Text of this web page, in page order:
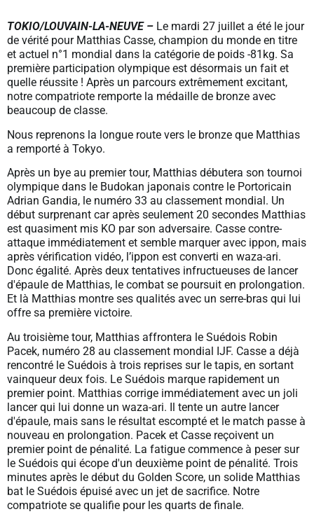
TOKIO/LOUVAIN-LA-NEUVE – Le mardi 27 juillet a été le jour
de vérité pour Matthias Casse, champion du monde en titre
et actuel n°1 mondial dans la catégorie de poids -81kg. Sa
première participation olympique est désormais un fait et
quelle réussite ! Après un parcours extrêmement excitant,
notre compatriote remporte la médaille de bronze avec
beaucoup de classe.
Nous reprenons la longue route vers le bronze que Matthias
a remporté à Tokyo.
Après un bye au premier tour, Matthias débutera son tournoi
olympique dans le Budokan japonais contre le Portoricain
Adrian Gandia, le numéro 33 au classement mondial. Un
début surprenant car après seulement 20 secondes Matthias
est quasiment mis KO par son adversaire. Casse contre-
attaque immédiatement et semble marquer avec ippon, mais
après vérification vidéo, l’ippon est converti en waza-ari.
Donc égalité. Après deux tentatives infructueuses de lancer
d'épaule de Matthias, le combat se poursuit en prolongation.
Et là Matthias montre ses qualités avec un serre-bras qui lui
offre sa première victoire.
Au troisième tour, Matthias affrontera le Suédois Robin
Pacek, numéro 28 au classement mondial IJF. Casse a déjà
rencontré le Suédois à trois reprises sur le tapis, en sortant
vainqueur deux fois. Le Suédois marque rapidement un
premier point. Matthias corrige immédiatement avec un joli
lancer qui lui donne un waza-ari. Il tente un autre lancer
d'épaule, mais sans le résultat escompté et le match passe à
nouveau en prolongation. Pacek et Casse reçoivent un
premier point de pénalité. La fatigue commence à peser sur
le Suédois qui écope d'un deuxième point de pénalité. Trois
minutes après le début du Golden Score, un solide Matthias
bat le Suédois épuisé avec un jet de sacrifice. Notre
compatriote se qualifie pour les quarts de finale.